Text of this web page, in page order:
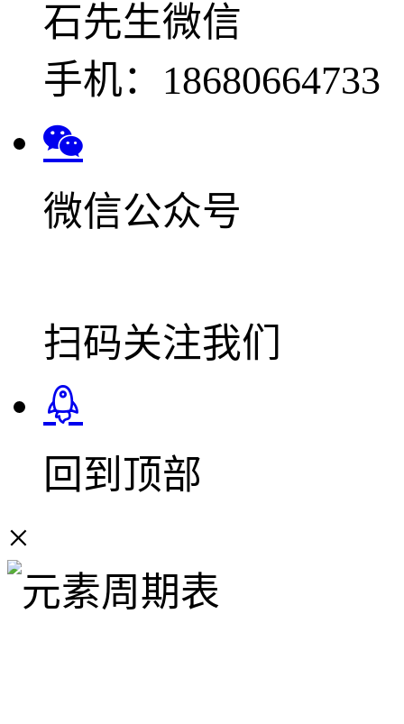
石先生微信
手机：18680664733
微信公众号
扫码关注我们
回到顶部
×